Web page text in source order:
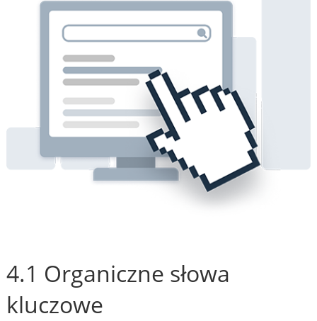
4.1 Organiczne słowa
kluczowe